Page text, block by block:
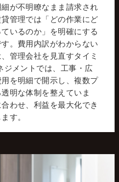
が不明瞭なまま請求され
管理では「どの作業にど
いるのか」を明確にする
。費用内訳がわからない
管理会社を見直すタイミ
ジメントでは、工事・広
を明細で開示し、複数プ
明な体制を整えていま
わせ、利益を最大化でき
す。